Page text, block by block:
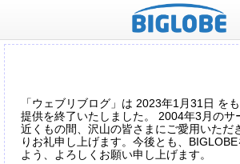
「ウェブリブログ」は 2023年1月31日 を
提供を終了いたしました。 2004年3月のサ
近くもの間、沢山の皆さまにご愛用いただ
りお礼申し上げます。今後とも、
よう、よろしくお願い申し上げます。